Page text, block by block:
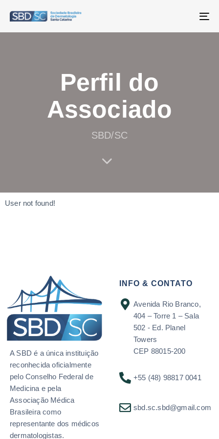
Perfil do
Associado
SBD/SC
User not found!
A SBD é a única instituição
reconhecida oficialmente
pelo Conselho Federal de
Medicina e pela
Associação Médica
Brasileira como
representante dos médicos
dermatologistas.
INFO & CONTATO
Avenida Rio Branco,
404 – Torre 1 – Sala
502 - Ed. Planel
Towers
CEP 88015-200
+55 (48) 98817 0041
sbd.sc.sbd@gmail.com